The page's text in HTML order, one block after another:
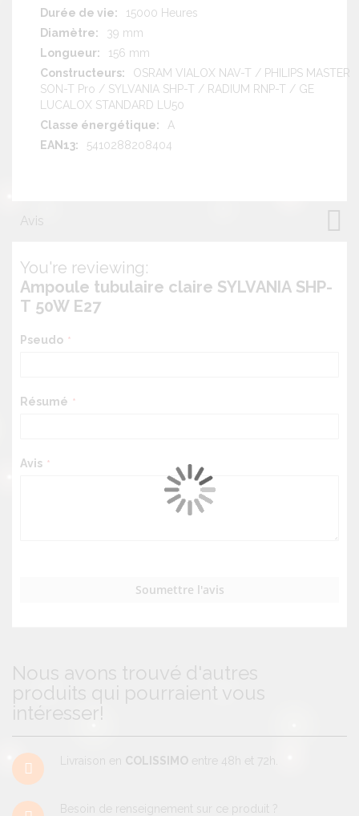
Livraison en COLISSIMO entre 48h et 72h.
Besoin de renseignement sur ce produit ?
15000 Heures
39 mm
156 mm
OSRAM VIALOX NAV-T / PHILIPS MASTER
SON-T Pro / SYLVANIA SHP-T / RADIUM RNP-T / GE
LUCALOX STANDARD LU50
A
5410288208404
Avis
You're reviewing:
Ampoule tubulaire claire SYLVANIA SHP-
T 50W E27
Pseudo
Résumé
Avis
Soumettre l'avis
Nous avons trouvé d'autres
produits qui pourraient vous
intéresser!